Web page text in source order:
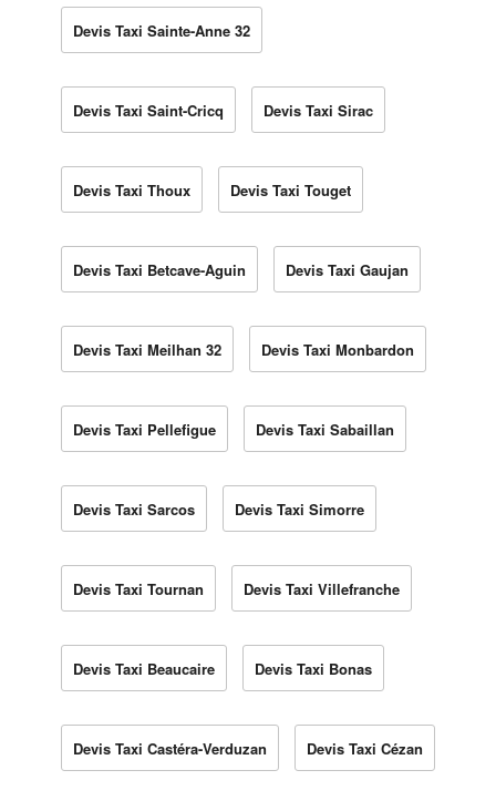
Devis Taxi Sainte-Anne 32
Devis Taxi Saint-Cricq Devis Taxi Sirac
Devis Taxi Thoux Devis Taxi Touget
Devis Taxi Betcave-Aguin Devis Taxi Gaujan
Devis Taxi Meilhan 32 Devis Taxi Monbardon
Devis Taxi Pellefigue Devis Taxi Sabaillan
Devis Taxi Sarcos Devis Taxi Simorre
Devis Taxi Tournan Devis Taxi Villefranche
Devis Taxi Beaucaire Devis Taxi Bonas
Devis Taxi Castéra-Verduzan Devis Taxi Cézan